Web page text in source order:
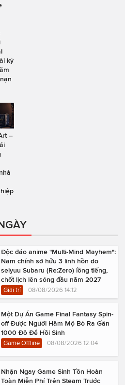
kỷ
–
Độc đáo anime "Multi-Mind Mayhem":
Nam chính sở hữu 3 linh hồn do
seiyuu Subaru (Re:Zero) lồng tiếng,
chốt lịch lên sóng đầu năm 2027
Giải trí 08/08/2026 14:12
Một Dự Án Game Final Fantasy Spin-
off Được Người Hâm Mộ Bỏ Ra Gần
1000 Đô Để Hồi Sinh
Game Offline 08/08/2026 12:04
Nhận Ngay Game Sinh Tồn Hoàn
Toàn Miễn Phí Trên Steam Trước